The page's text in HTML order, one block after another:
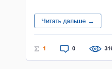
Читать дальше →
1 0